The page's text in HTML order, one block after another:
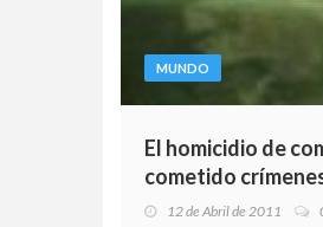
MUNDO
El homicidio de
cometido
12 de Abril de 2011